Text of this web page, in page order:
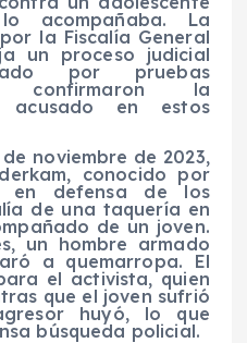
acompañaba. La
la Fiscalía General
un proceso judicial
por pruebas
confirmaron la
acusado en estos
noviembre de 2023,
conocido por
en defensa de los
de una taquería en
de un joven.
un hombre armado
a quemarropa. El
el activista, quien
que el joven sufrió
huyó, lo que
búsqueda policial.